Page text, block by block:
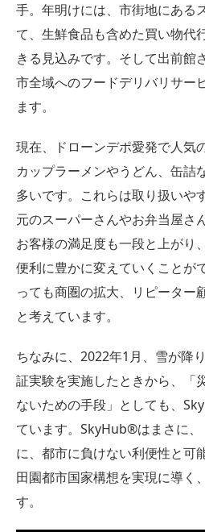
手。年明けには、市街地にある
て、生鮮食品も含めた買い物代
きる見込みです。そして出前館
市全域へのフードデリバリサー
ます。
現在、ドローンデポ愛発で人気
カップラーメンやうどん、缶詰
多いです。これらは取り扱いや
元のスーパーさんやお弁当屋さ
お客様の満足度も一段と上がり
便利に豊かに変えていくことが
っても商圏の拡大、リピーター
と考えています。
ちなみに、2022年1月、雪が降
証実験を実施したときから、「
ないための手段」としても、
ています。SkyHub®︎はまさに、
に、都市に負けない利便性と可
田園都市国家構想を実現に導く
す。